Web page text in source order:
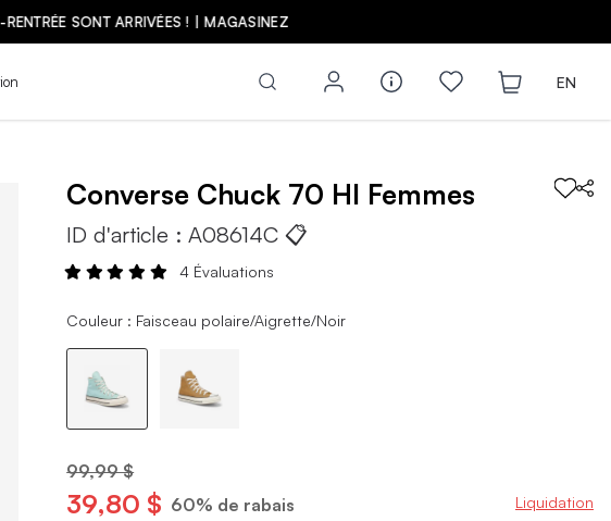
! | MAGASINEZ
EN
Converse Chuck 70 HI Femmes
ID d'article :A08614C 📋
4 Évaluations
Couleur : Faisceau polaire/Aigrette/Noir
99,99 $
39,80 $ 60% de rabais Liquidation